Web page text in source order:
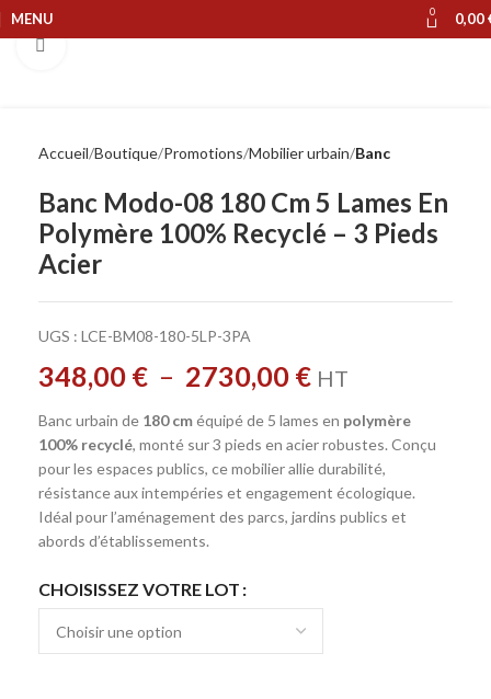
MENU 0 0,00
Accueil Boutique Promotions Mobilier urbain Banc
Banc Modo-08 180 Cm 5 Lames En
Polymère 100% Recyclé – 3 Pieds
Acier
UGS : LCE-BM08-180-5LP-3PA
348,00 € – 2730,00 € HT
Banc urbain de 180 cméquipé de 5 lames en polymère
100% recyclé, monté sur 3 pieds en acier robustes. Conçu
pour les espaces publics, ce mobilier allie durabilité,
résistance aux intempéries et engagement écologique.
Idéal pour l’aménagement des parcs, jardins publics et
abords d’établissements.
CHOISISSEZ VOTRE LOT